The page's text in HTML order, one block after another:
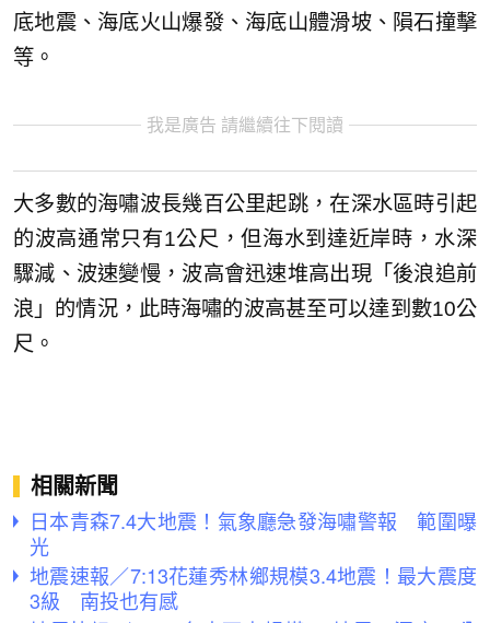
底地震、海底火山爆發、海底山體滑坡、隕石撞擊
等。
我是廣告 請繼續往下閱讀
大多數的海嘯波長幾百公里起跳，在深水區時引起
的波高通常只有1公尺，但海水到達近岸時，水深
驟減、波速變慢，波高會迅速堆高出現「後浪追前
浪」的情況，此時海嘯的波高甚至可以達到數10公
尺。
相關新聞
日本青森7.4大地震！氣象廳急發海嘯警報 範圍曝
光
地震速報／7:13花蓮秀林鄉規模3.4地震！最大震度
3級 南投也有感